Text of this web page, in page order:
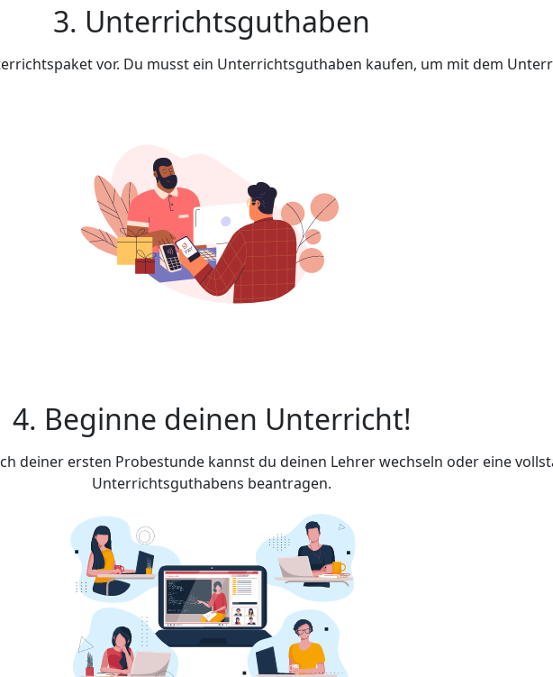
3. Unterrichtsguthaben
vor. Du musst ein Unterrichtsguthaben kaufen, um mit dem
4. Beginne deinen Unterricht!
deiner ersten Probestunde kannst du deinen Lehrer wechseln oder eine
Unterrichtsguthabens beantragen.